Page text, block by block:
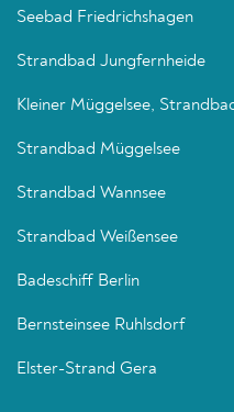
Seebad Friedrichshagen
Strandbad Jungfernheide
Kleiner Müggelsee,
Strandbad Müggelsee
Strandbad Wannsee
Strandbad Weißensee
Badeschiff Berlin
Bernsteinsee Ruhlsdorf
Elster-Strand Gera